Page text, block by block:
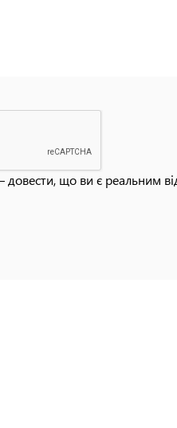
що ви є реальним